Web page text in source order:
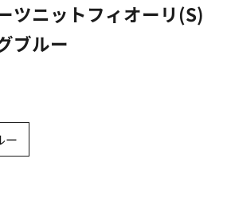
ツニットフィオーリ(S)
ブルー
ー